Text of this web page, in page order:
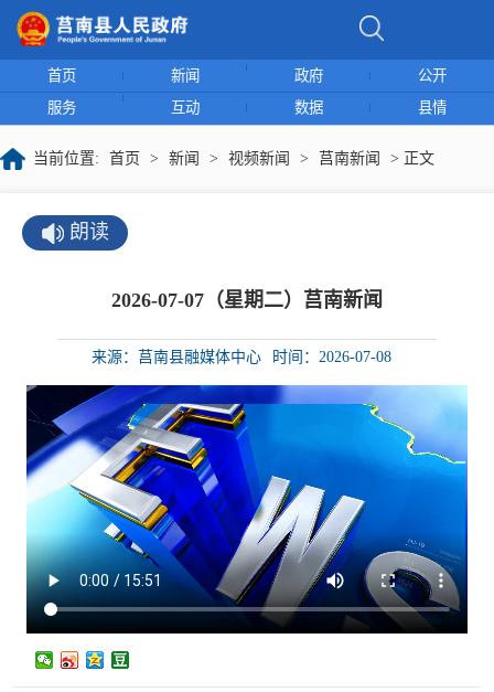
首页 新闻 政府
公开
服务
互动 数据 县情
当前位置: 首页 > 新闻 > 视频新闻 > 莒南新闻 > 正文
朗读
2026-07-07（星期二）莒南新闻
来源：莒南县融媒体中心 时间：2026-07-08